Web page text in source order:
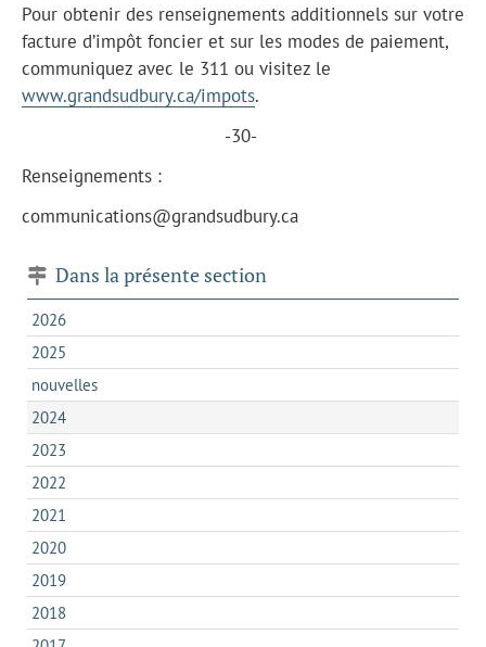
Pour obtenir des renseignements additionnels sur votre
facture d’impôt foncier et sur les modes de paiement,
communiquez avec le 311 ou visitez le
www.grandsudbury.ca/impots.
-30-
Renseignements :
communications@grandsudbury.ca
Dans la présente section
2026
2025
nouvelles
2024
2023
2022
2021
2020
2019
2018